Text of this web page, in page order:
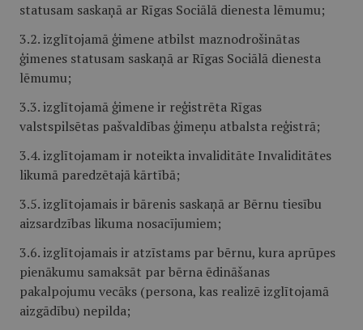
statusam saskaņā ar Rīgas Sociālā dienesta lēmumu;
3.2. izglītojamā ģimene atbilst maznodrošinātas
ģimenes statusam saskaņā ar Rīgas Sociālā dienesta
lēmumu;
3.3. izglītojamā ģimene ir reģistrēta Rīgas
valstspilsētas pašvaldības ģimeņu atbalsta reģistrā;
3.4. izglītojamam ir noteikta invaliditāte Invaliditātes
likumā paredzētajā kārtībā;
3.5. izglītojamais ir bārenis saskaņā ar Bērnu tiesību
aizsardzības likuma nosacījumiem;
3.6. izglītojamais ir atzīstams par bērnu, kura aprūpes
pienākumu samaksāt par bērna ēdināšanas
pakalpojumu vecāks (persona, kas realizē izglītojamā
aizgādību) nepilda;